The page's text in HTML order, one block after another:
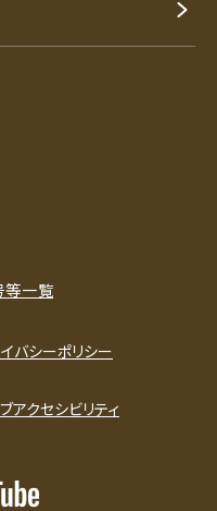
等一覧
バシーポリシー
アクセシビリティ